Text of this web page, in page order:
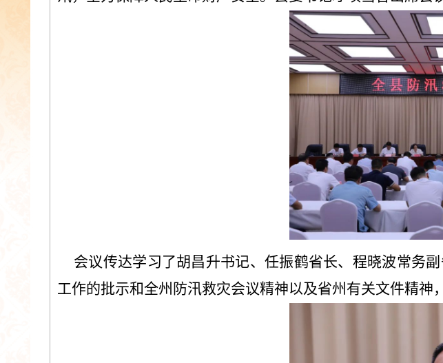
会议传达学习了胡昌升书记、任振鹤省长、程晓波常务
工作的批示和全州防汛救灾会议精神以及省州有关文件精神